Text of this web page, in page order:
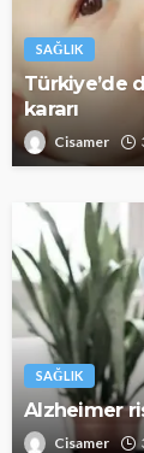
SAĞLIK
Türkiye’de
kararı
Cisamer
SAĞLIK
Alzheimer
Cisamer